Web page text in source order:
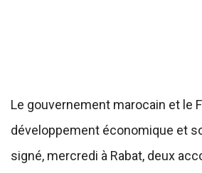
Le gouvernement marocain et le
développement économique et
signé, mercredi à Rabat, deux